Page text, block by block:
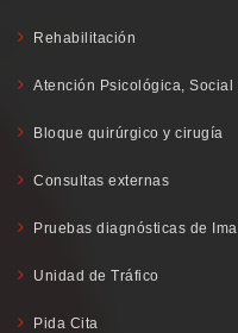
Rehabilitación
Atención Psicológica, Social
Bloque quirúrgico y cirugía
Consultas externas
Pruebas diagnósticas de
Unidad de Tráfico
Pida Cita